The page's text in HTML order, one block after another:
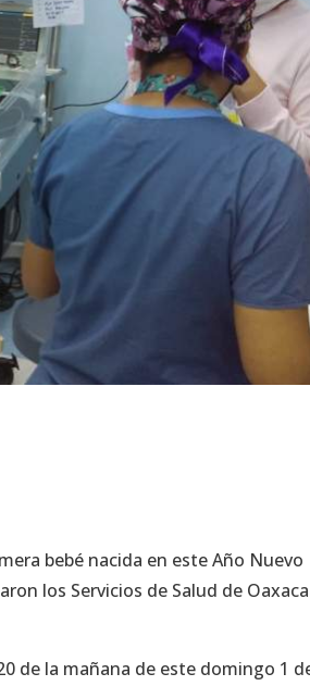
bebé nacida en este Año Nuevo
los Servicios de Salud de Oaxaca
de la mañana de este domingo 1